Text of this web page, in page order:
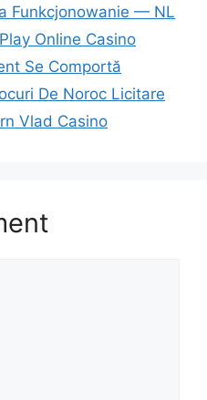
Funkcjonowanie — NL
Online Casino
Se Comportă
De Noroc Licitare
Vlad Casino